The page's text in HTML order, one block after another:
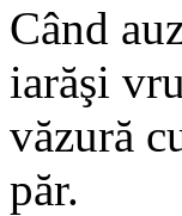
Când
iarăşi
văzură
păr.